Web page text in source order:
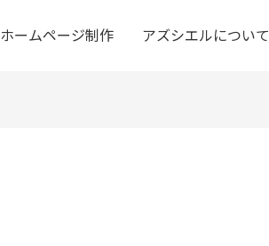
ホームページ制作 アズシエルについて